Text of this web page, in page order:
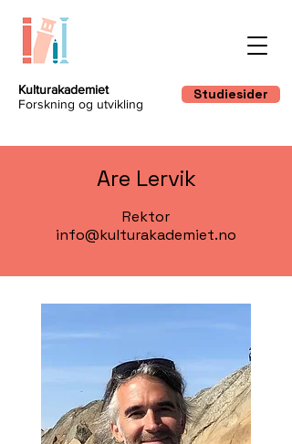
Kulturakademiet
Forskning og utvikling
Studiesider
Are Lervik
Rektor
info@kulturakademiet.no